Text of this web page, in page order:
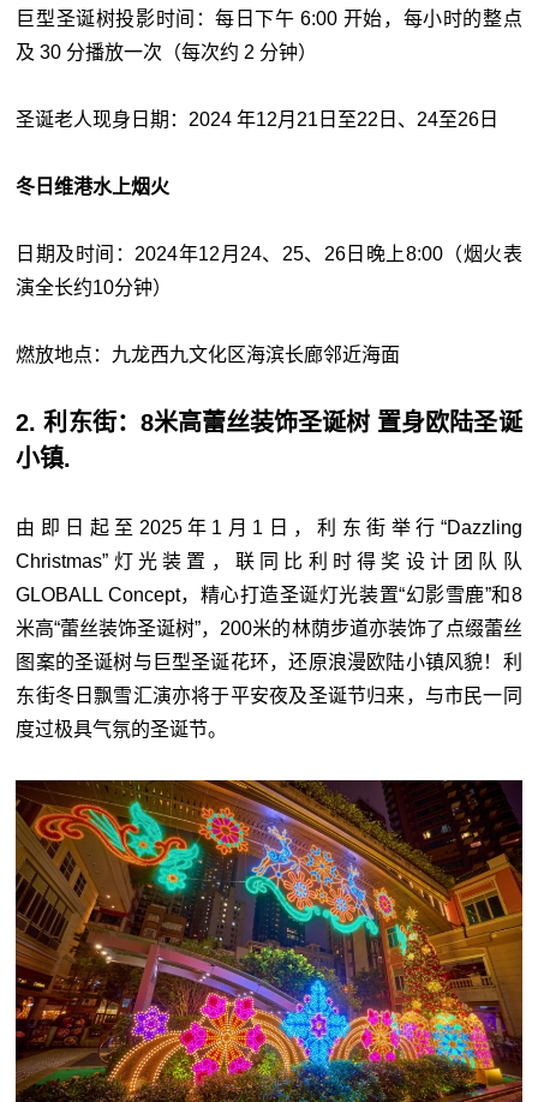
巨型圣诞树投影时间：每日下午 6:00 开始，每小时的整点
及 30 分播放一次（每次约 2 分钟）
圣诞老人现身日期：2024 年12月21日至22日、24至26日
冬日维港水上烟火
日期及时间：2024年12月24、25、26日晚上8:00（烟火表
演全长约10分钟）
燃放地点：九龙西九文化区海滨长廊邻近海面
2. 利东街：8米高蕾丝装饰圣诞树 置身欧陆圣诞
小镇.
由即日起至2025年1月1日，利东街举行“Dazzling
Christmas”灯光装置，联同比利时得奖设计团队队
GLOBALL Concept，精心打造圣诞灯光装置“幻影雪鹿”和8
米高“蕾丝装饰圣诞树”，200米的林荫步道亦装饰了点缀蕾丝
图案的圣诞树与巨型圣诞花环，还原浪漫欧陆小镇风貌！利
东街冬日飘雪汇演亦将于平安夜及圣诞节归来，与市民一同
度过极具气氛的圣诞节。